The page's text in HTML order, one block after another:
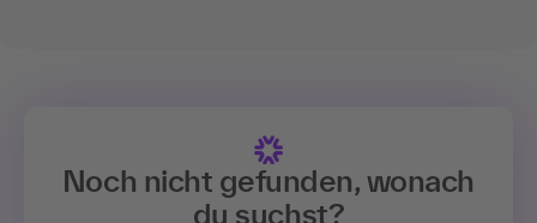
Noch nicht gefunden, wonach
du suchst?